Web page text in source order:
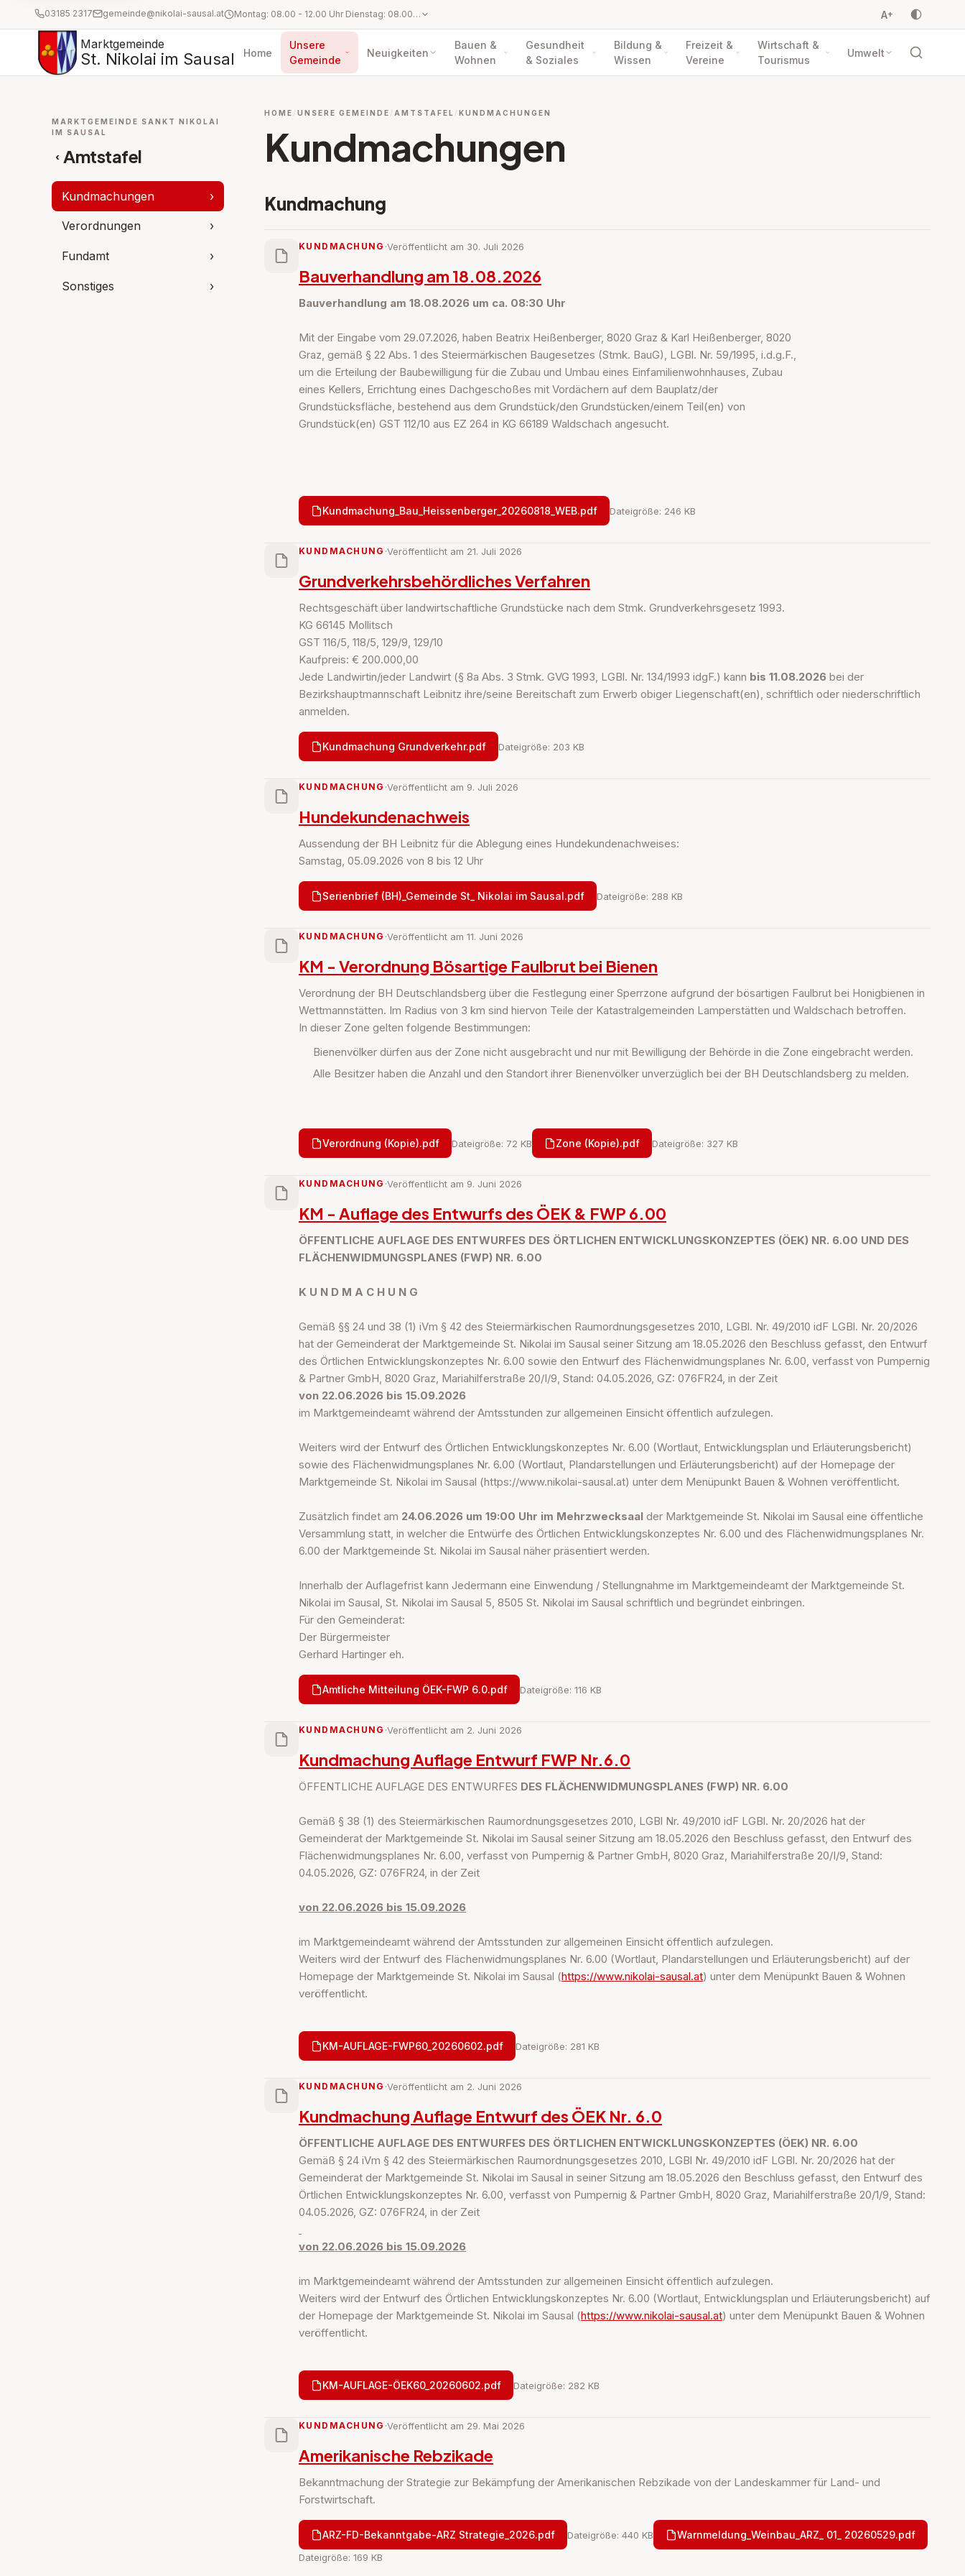
03185 2317 gemeinde@nikolai-sausal.at Montag: 08.00 - 12.00 Uhr Dienstag: 08.00 - 12.00 Uhr Mittwoch: kein Parteienverkehr Donnerstag: 08.00 - 12.00 Uhr und 15.00 - 18.00 Uhr Freitag: 08.00 - 12.00 Uhr Von 24.12. bis 01.01. ist das Marktgemeindeamt geschlossen! A+
Marktgemeinde
St. Nikolai im Sausal Home
Unsere
Gemeinde
Neuigkeiten
Bauen &
Wohnen
Gesundheit
& Soziales
Bildung &
Wissen
Freizeit &
Vereine
Wirtschaft &
Tourismus
Umwelt
MARKTGEMEINDE SANKT NIKOLAI
IM SAUSAL
‹ Amtstafel
Kundmachungen ›
Verordnungen ›
Fundamt ›
Sonstiges ›
HOME UNSERE GEMEINDE AMTSTAFEL KUNDMACHUNGEN
Kundmachungen
Kundmachung
KUNDMACHUNG ·Veröffentlicht am 30. Juli 2026
Bauverhandlung am 18.08.2026
Bauverhandlung am 18.08.2026 um ca. 08:30 Uhr
Mit der Eingabe vom 29.07.2026, haben Beatrix Heißenberger, 8020 Graz & Karl Heißenberger, 8020
Graz, gemäß § 22 Abs. 1 des Steiermärkischen Baugesetzes (Stmk. BauG), LGBl. Nr. 59/1995, i.d.g.F.,
um die Erteilung der Baubewilligung für die Zubau und Umbau eines Einfamilienwohnhauses, Zubau
eines Kellers, Errichtung eines Dachgeschoßes mit Vordächern auf dem Bauplatz/der
Grundstücksfläche, bestehend aus dem Grundstück/den Grundstücken/einem Teil(en) von
Grundstück(en) GST 112/10 aus EZ 264 in KG 66189 Waldschach angesucht.
Kundmachung_Bau_Heissenberger_20260818_WEB.pdf Dateigröße: 246 KB
KUNDMACHUNG ·Veröffentlicht am 21. Juli 2026
Grundverkehrsbehördliches Verfahren
Rechtsgeschäft über landwirtschaftliche Grundstücke nach dem Stmk. Grundverkehrsgesetz 1993.
KG 66145 Mollitsch
GST 116/5, 118/5, 129/9, 129/10
Kaufpreis: € 200.000,00
Jede Landwirtin/jeder Landwirt (§ 8a Abs. 3 Stmk. GVG 1993, LGBl. Nr. 134/1993 idgF.) kann bis 11.08.2026 bei der
Bezirkshauptmannschaft Leibnitz ihre/seine Bereitschaft zum Erwerb obiger Liegenschaft(en), schriftlich oder niederschriftlich
anmelden.
Kundmachung Grundverkehr.pdf Dateigröße: 203 KB
KUNDMACHUNG ·Veröffentlicht am 9. Juli 2026
Hundekundenachweis
Aussendung der BH Leibnitz für die Ablegung eines Hundekundenachweises:
Samstag, 05.09.2026 von 8 bis 12 Uhr
Serienbrief (BH)_Gemeinde St_ Nikolai im Sausal.pdf Dateigröße: 288 KB
KUNDMACHUNG ·Veröffentlicht am 11. Juni 2026
KM - Verordnung Bösartige Faulbrut bei Bienen
Verordnung der BH Deutschlandsberg über die Festlegung einer Sperrzone aufgrund der bösartigen Faulbrut bei Honigbienen in
Wettmannstätten. Im Radius von 3 km sind hiervon Teile der Katastralgemeinden Lamperstätten und Waldschach betroffen.
In dieser Zone gelten folgende Bestimmungen:
Bienenvölker dürfen aus der Zone nicht ausgebracht und nur mit Bewilligung der Behörde in die Zone eingebracht werden.
Alle Besitzer haben die Anzahl und den Standort ihrer Bienenvölker unverzüglich bei der BH Deutschlandsberg zu melden.
Verordnung (Kopie).pdf Dateigröße: 72 KB Zone (Kopie).pdf Dateigröße: 327 KB
KUNDMACHUNG ·Veröffentlicht am 9. Juni 2026
KM - Auflage des Entwurfs des ÖEK & FWP 6.00
ÖFFENTLICHE AUFLAGE DES ENTWURFES DES ÖRTLICHEN ENTWICKLUNGSKONZEPTES (ÖEK) NR. 6.00 UND DES
FLÄCHENWIDMUNGSPLANES (FWP) NR. 6.00
K U N D M A C H U N G
Gemäß §§ 24 und 38 (1) iVm § 42 des Steiermärkischen Raumordnungsgesetzes 2010, LGBl. Nr. 49/2010 idF LGBl. Nr. 20/2026
hat der Gemeinderat der Marktgemeinde St. Nikolai im Sausal seiner Sitzung am 18.05.2026 den Beschluss gefasst, den Entwurf
des Örtlichen Entwicklungskonzeptes Nr. 6.00 sowie den Entwurf des Flächenwidmungsplanes Nr. 6.00, verfasst von Pumpernig
& Partner GmbH, 8020 Graz, Mariahilferstraße 20/I/9, Stand: 04.05.2026, GZ: 076FR24, in der Zeit
von 22.06.2026 bis 15.09.2026
im Marktgemeindeamt während der Amtsstunden zur allgemeinen Einsicht öffentlich aufzulegen.
Weiters wird der Entwurf des Örtlichen Entwicklungskonzeptes Nr. 6.00 (Wortlaut, Entwicklungsplan und Erläuterungsbericht)
sowie des Flächenwidmungsplanes Nr. 6.00 (Wortlaut, Plandarstellungen und Erläuterungsbericht) auf der Homepage der
Marktgemeinde St. Nikolai im Sausal (https://www.nikolai-sausal.at) unter dem Menüpunkt Bauen & Wohnen veröffentlicht.
Zusätzlich findet am 24.06.2026 um 19:00 Uhr im Mehrzwecksaal der Marktgemeinde St. Nikolai im Sausal eine öffentliche
Versammlung statt, in welcher die Entwürfe des Örtlichen Entwicklungskonzeptes Nr. 6.00 und des Flächenwidmungsplanes Nr.
6.00 der Marktgemeinde St. Nikolai im Sausal näher präsentiert werden.
Innerhalb der Auflagefrist kann Jedermann eine Einwendung / Stellungnahme im Marktgemeindeamt der Marktgemeinde St.
Nikolai im Sausal, St. Nikolai im Sausal 5, 8505 St. Nikolai im Sausal schriftlich und begründet einbringen.
Für den Gemeinderat:
Der Bürgermeister
Gerhard Hartinger eh.
Amtliche Mitteilung ÖEK-FWP 6.0.pdf Dateigröße: 116 KB
KUNDMACHUNG ·Veröffentlicht am 2. Juni 2026
Kundmachung Auflage Entwurf FWP Nr.6.0
ÖFFENTLICHE AUFLAGE DES ENTWURFES DES FLÄCHENWIDMUNGSPLANES (FWP) NR. 6.00
Gemäß § 38 (1) des Steiermärkischen Raumordnungsgesetzes 2010, LGBl Nr. 49/2010 idF LGBl. Nr. 20/2026 hat der
Gemeinderat der Marktgemeinde St. Nikolai im Sausal seiner Sitzung am 18.05.2026 den Beschluss gefasst, den Entwurf des
Flächenwidmungsplanes Nr. 6.00, verfasst von Pumpernig & Partner GmbH, 8020 Graz, Mariahilferstraße 20/I/9, Stand:
04.05.2026, GZ: 076FR24, in der Zeit
von 22.06.2026 bis 15.09.2026
im Marktgemeindeamt während der Amtsstunden zur allgemeinen Einsicht öffentlich aufzulegen.
Weiters wird der Entwurf des Flächenwidmungsplanes Nr. 6.00 (Wortlaut, Plandarstellungen und Erläuterungsbericht) auf der
Homepage der Marktgemeinde St. Nikolai im Sausal (https://www.nikolai-sausal.at) unter dem Menüpunkt Bauen & Wohnen
veröffentlicht.
KM-AUFLAGE-FWP60_20260602.pdf Dateigröße: 281 KB
KUNDMACHUNG ·Veröffentlicht am 2. Juni 2026
Kundmachung Auflage Entwurf des ÖEK Nr. 6.0
ÖFFENTLICHE AUFLAGE DES ENTWURFES DES ÖRTLICHEN ENTWICKLUNGSKONZEPTES (ÖEK) NR. 6.00
Gemäß § 24 iVm § 42 des Steiermärkischen Raumordnungsgesetzes 2010, LGBl Nr. 49/2010 idF LGBl. Nr. 20/2026 hat der
Gemeinderat der Marktgemeinde St. Nikolai im Sausal in seiner Sitzung am 18.05.2026 den Beschluss gefasst, den Entwurf des
Örtlichen Entwicklungskonzeptes Nr. 6.00, verfasst von Pumpernig & Partner GmbH, 8020 Graz, Mariahilferstraße 20/1/9, Stand:
04.05.2026, GZ: 076FR24, in der Zeit
von 22.06.2026 bis 15.09.2026
im Marktgemeindeamt während der Amtsstunden zur allgemeinen Einsicht öffentlich aufzulegen.
Weiters wird der Entwurf des Örtlichen Entwicklungskonzeptes Nr. 6.00 (Wortlaut, Entwicklungsplan und Erläuterungsbericht) auf
der Homepage der Marktgemeinde St. Nikolai im Sausal (https://www.nikolai-sausal.at) unter dem Menüpunkt Bauen & Wohnen
veröffentlicht.
KM-AUFLAGE-ÖEK60_20260602.pdf Dateigröße: 282 KB
KUNDMACHUNG ·Veröffentlicht am 29. Mai 2026
Amerikanische Rebzikade
Bekanntmachung der Strategie zur Bekämpfung der Amerikanischen Rebzikade von der Landeskammer für Land- und
Forstwirtschaft.
ARZ-FD-Bekanntgabe-ARZ Strategie_2026.pdf Dateigröße: 440 KB Warnmeldung_Weinbau_ARZ_ 01_ 20260529.pdf
Dateigröße: 169 KB